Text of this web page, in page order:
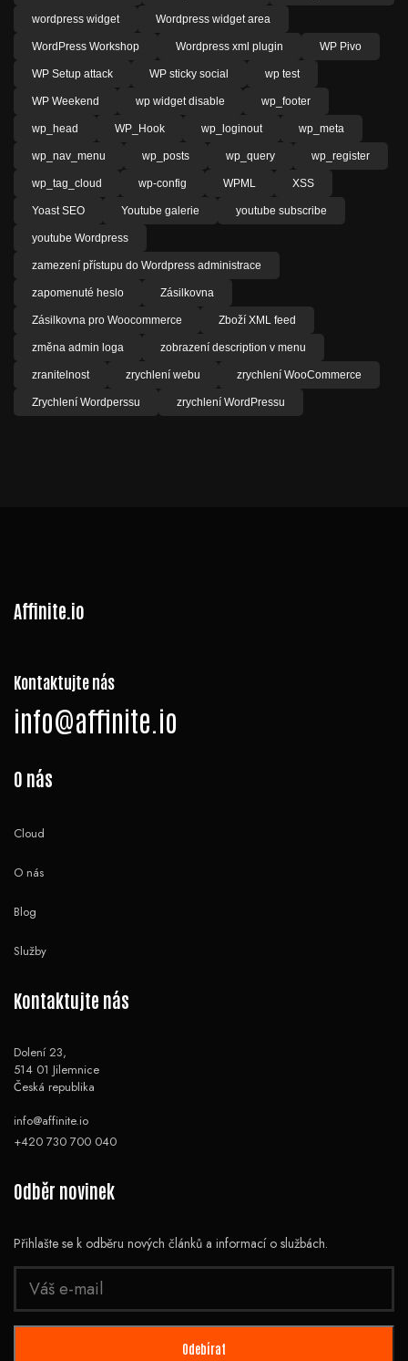
wordpress widget Wordpress widget area
WordPress Workshop Wordpress xml plugin WP Pivo
WP Setup attack WP sticky social wp test
WP Weekend wp widget disable wp_footer
wp_head WP_Hook wp_loginout wp_meta
wp_nav_menu wp_posts wp_query wp_register
wp_tag_cloud wp-config WPML XSS
Yoast SEO Youtube galerie youtube subscribe
youtube Wordpress
zamezení přístupu do Wordpress administrace
zapomenuté heslo Zásilkovna
Zásilkovna pro Woocommerce Zboží XML feed
změna admin loga zobrazení description v menu
zranitelnost zrychlení webu zrychlení WooCommerce
Zrychlení Wordperssu zrychlení WordPressu
Affinite.io
Kontaktujte nás
info@affinite.io
O nás
Cloud
O nás
Blog
Služby
Kontaktujte nás
Dolení 23,
514 01 Jilemnice
Česká republika
info@affinite.io
+420 730 700 040
Odběr novinek
Přihlašte se k odběru nových článků a informací o službách.